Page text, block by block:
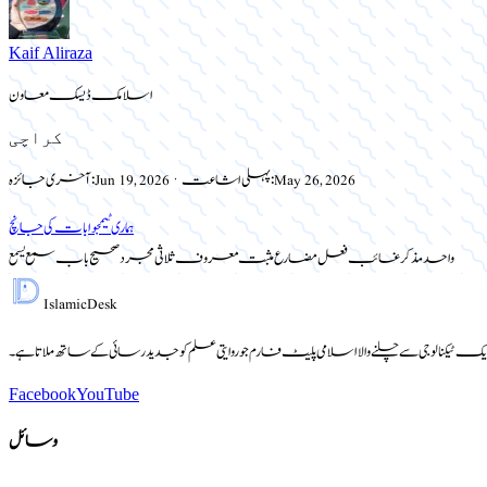
Kaif Aliraza
اسلامک ڈیسک معاون
کراچی
آخری جائزہ:Jun 19, 2026 · پہلی اشاعت:May 26, 2026
ہماری ٹیمجوابات کی جانچ
واحد مذکر غائب فعل مضارع مثبت معروف ثلاثی مجرد صحیح باب سمع یسمع
IslamicDesk
ٹیکنالوجی سے چلنے والا اسلامی پلیٹ فارم جو روایتی علم کو جدید رسائی کے ساتھ ملاتا ہے۔
FacebookYouTube
وسائل